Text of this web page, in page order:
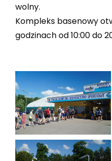
wolny.
Kompleks basenowy
godzinach od 10:00 do